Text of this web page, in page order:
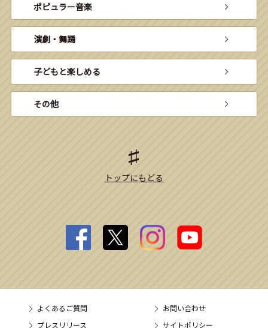
ポピュラー音楽
演劇・舞踊
子どもと楽しめる
その他
トップにもどる
よくあるご質問
お問い合わせ
プレスリリース
サイトポリシー